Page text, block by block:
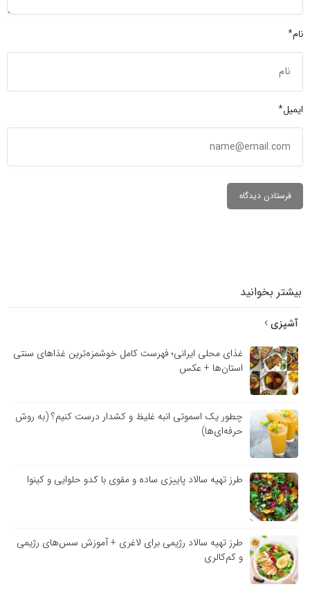
نام*
ایمیل*
بیشتر بخوانید
آشپزی
غذای محلی ایرانی؛ فهرست کامل خوشمزه‌ترین غذاهای سنتی
استان‌ها + عکس
چطور یک اسموتی انبه غلیظ و کشدار درست کنیم؟ (به روش
حرفه‌ای‌ها)
طرز تهیه سالاد پاییزی ساده و مقوی با کدو حلوایی و کینوا
طرز تهیه سالاد رژیمی برای لاغری + آموزش سس‌های رژیمی
و کم‌کالری